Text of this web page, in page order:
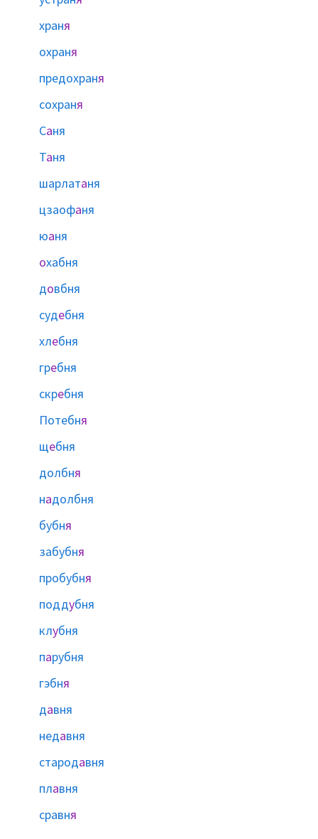
храня
охраня
предохраня
сохраня
Саня
Таня
шарлатаня
цзаофаня
юаня
охабня
довбня
судебня
хлебня
гребня
скребня
Потебня
щебня
долбня
надолбня
бубня
забубня
пробубня
поддубня
клубня
парубня
гэбня
давня
недавня
стародавня
плавня
сравня